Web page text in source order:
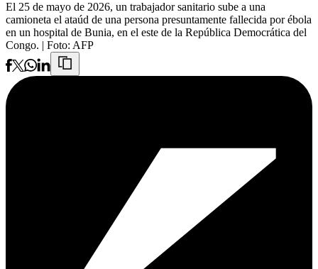
El 25 de mayo de 2026, un trabajador sanitario sube a una
camioneta el ataúd de una persona presuntamente fallecida por ébola
en un hospital de Bunia, en el este de la República Democrática del
Congo. | Foto: AFP